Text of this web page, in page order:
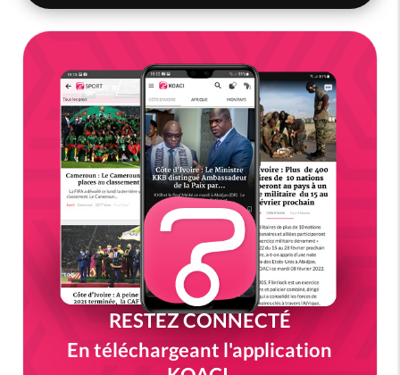
RESTEZ CONNECTÉ
En téléchargeant l'application